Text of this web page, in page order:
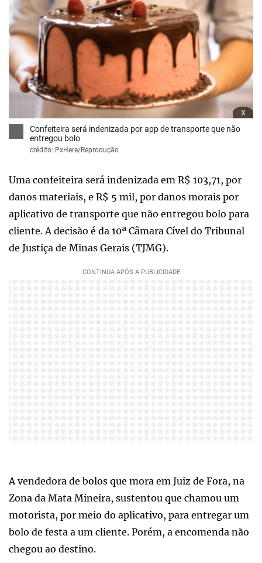
x
Confeiteira será indenizada por app de transporte que não
entregou bolo
crédito: PxHere/Reprodução
Uma confeiteira será indenizada em R$ 103,71, por
danos materiais, e R$ 5 mil, por danos morais por
aplicativo de transporte que não entregou bolo para
cliente. A decisão é da 10ª Câmara Cível do Tribunal
de Justiça de Minas Gerais (TJMG).
A vendedora de bolos que mora em Juiz de Fora, na
Zona da Mata Mineira, sustentou que chamou um
motorista, por meio do aplicativo, para entregar um
bolo de festa a um cliente. Porém, a encomenda não
chegou ao destino.